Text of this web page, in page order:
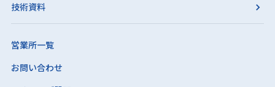
技術資料
営業所一覧
お問い合わせ